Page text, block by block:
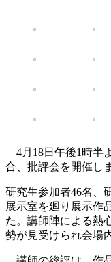
4月18日午後1時半
合、批評会を開催し
研究生参加者46名、
展示室を廻り展示作
た。講師陣による熱
勢が見受けられ会場